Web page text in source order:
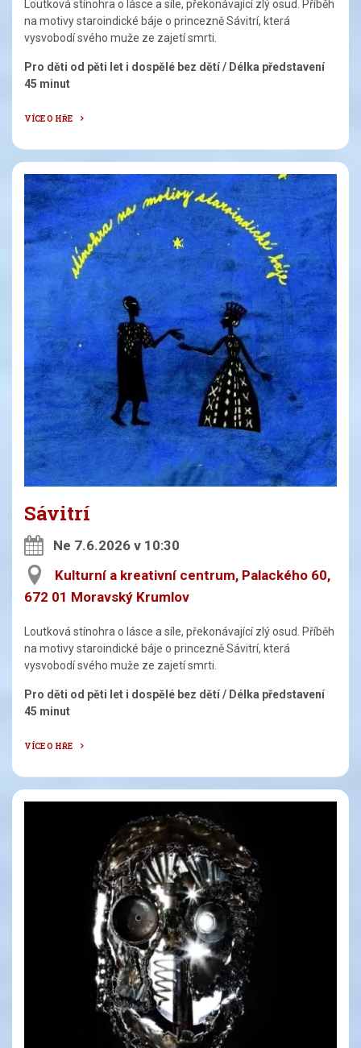
Loutková stínohra o lásce a síle, překonávající zlý osud. Příběh
na motivy staroindické báje o princezně Sávitrí, která
vysvobodí svého muže ze zajetí smrti.
Pro děti od pěti let i dospělé bez dětí / Délka představení
45 minut
VÍCE O HŘE
Sávitrí
Ne 7.6.2026 v 10:30
Kulturní a kreativní centrum, Palackého 60,
672 01 Moravský Krumlov
Loutková stínohra o lásce a síle, překonávající zlý osud. Příběh
na motivy staroindické báje o princezně Sávitrí, která
vysvobodí svého muže ze zajetí smrti.
Pro děti od pěti let i dospělé bez dětí / Délka představení
45 minut
VÍCE O HŘE